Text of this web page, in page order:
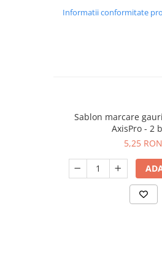
Informatii conformitate
Sablon marcare
AxisPro - 2
5,25 RON